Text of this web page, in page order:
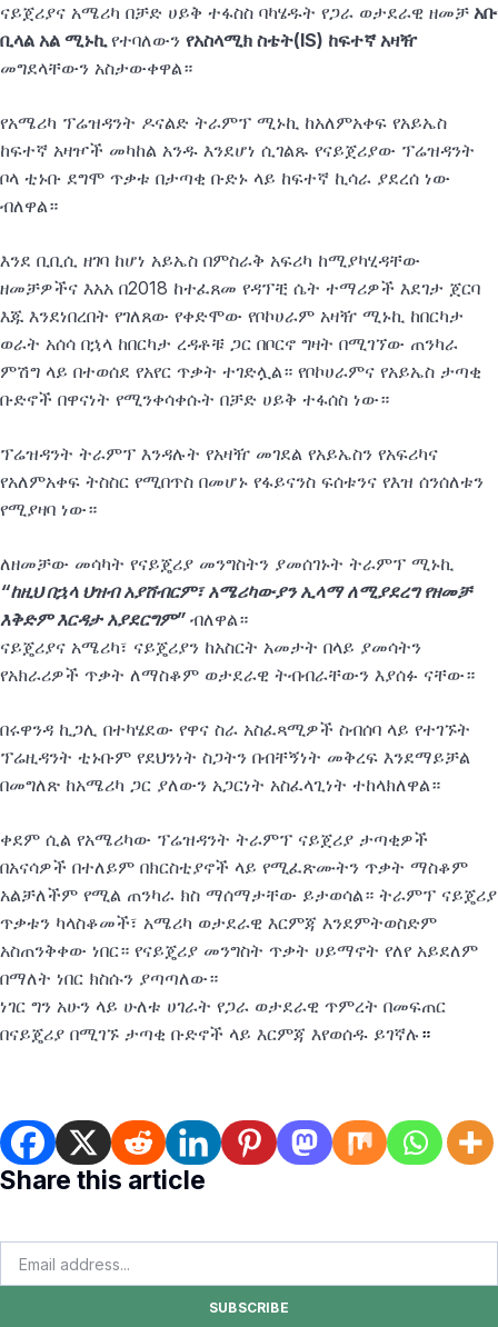
ናይጀሪያና አሜሪካ በቻድ ሀይቅ ተፋስስ ባካሄዱት የጋራ ወታደራዊ ዘመቻ አቡ
ቢላል አል ሚኑኪየተባለውን የአስላሚክ ስቴት(IS) ከፍተኛ አዛዥ
መግደላቸውን አስታውቀዋል።
የአሜሪካ ፕሬዝዳንት ዶናልድ ትራምፕ ሚኑኪ ከአለምአቀፍ የአይኤስ
ከፍተኛ አዛዦች መካከል አንዱ እንደሆነ ሲገልጹ የናይጀሪያው ፕሬዝዳንት
ቦላ ቲኑቡ ደግሞ ጥቃቱ በታጣቂ ቡድኑ ላይ ከፍተኛ ኪሳራ ያደረሰ ነው
ብለዋል።
እንደ ቢቢሲ ዘገባ ከሆነ አይኤስ በምስራቅ አፍሪካ ከሚያካሂዳቸው
ዘመቻዎችና እአአ በ2018 ከተፈጸመ የዳፕቺ ሴት ተማሪዎች እደገታ ጀርባ
እጁ እንደነበረበት የገለጸው የቀድሞው የቦኮሀራም አዛዥ ሚኑኪ ከበርካታ
ወራት አሰሳ በኋላ ከበርካታ ረዳቶቹ ጋር በቦርኖ ግዛት በሚገኘው ጠንካራ
ምሽግ ላይ በተወሰደ የአየር ጥቃት ተገድሏል። የቦኮሀራምና የአይኤስ ታጣቂ
ቡድኖች በዋናነት የሚንቀሳቀሱት በቻድ ሀይቅ ተፋሰስ ነው።
ፕሬዝዳንት ትራምፕ እንዳሉት የአዛዥ መገደል የአይኤስን የአፍሪካና
የአለምአቀፍ ትስስር የሚበጥስ በመሆኑ የፋይናንስ ፍሰቱንና የእዝ ሰንሰለቱን
የሚያዛባ ነው።
ለዘመቻው መሳካት የናይጄሪያ መንግስትን ያመሰገኑት ትራምፕ ሚኑኪ
“ከዚህ በኋላ ህዝብ አያሸብርም፣ አሜሪካውያን ኢላማ ለሚያደረግ የዘመቻ
እቅድም እርዳታ አያደርግም” ብለዋል።
ናይጄሪያና አሜሪካ፣ ናይጄሪያን ከአስርት አመታት በላይ ያመሳትን
የአክራሪዎች ጥቃት ለማስቆም ወታደራዊ ትብብራቸውን እያሰፉ ናቸው።
በሩዋንዳ ኪጋሊ በተካሄደው የዋና ስራ አስፈጻሚዎች ስብሰባ ላይ የተገኙት
ፕሬዚዳንት ቲኑቡም የደህንነት ስጋትን በብቸኝነት መቅረፍ እንደማይቻል
በመግለጽ ከአሜሪካ ጋር ያለውን አጋርነት አስፈላጊነት ተከላክለዋል።
ቀደም ሲል የአሜሪካው ፕሬዝዳንት ትራምፕ ናይጀሪያ ታጣቂዎች
በአናሳዎች በተለይም በክርስቲያኖች ላይ የሚፈጽሙትን ጥቃት ማስቆም
አልቻለችም የሚል ጠንካራ ክስ ማሰማታቸው ይታወሳል። ትራምፕ ናይጄሪያ
ጥቃቱን ካላስቆመች፣ አሜሪካ ወታደራዊ እርምጃ እንደምትወስድም
አስጠንቅቀው ነበር። የናይጄሪያ መንግስት ጥቃት ሀይማኖት የለየ አይደለም
በማለት ነበር ክስሱን ያጣጣለው።
ነገር ግን አሁን ላይ ሁለቱ ሀገራት የጋራ ወታደራዊ ጥምረት በመፍጠር
በናይጄሪያ በሚገኙ ታጣቂ ቡድኖች ላይ እርምጃ እየወሰዱ ይገኛሉ ።
Share this article
SUBSCRIBE